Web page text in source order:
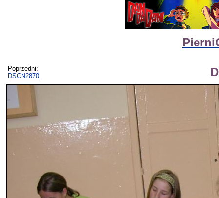
Poprzedni:
DSCN2870